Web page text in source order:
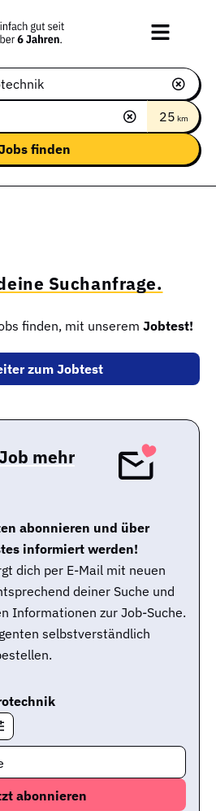
25 km
Suchanfrage.
finden, mit unserem Jobtest!
zum Jobtest
mehr
abonnieren und über
informiert werden!
dich per E-Mail mit neuen
deiner Suche und
Informationen zur Job-Suche.
selbstverständlich